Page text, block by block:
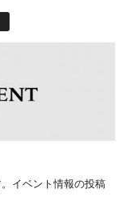
イベント情報の投稿